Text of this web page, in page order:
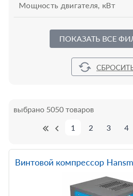
Мощность двигателя, кВт
ПОКАЗАТЬ ВСЕ
выбрано 5050 товаров
1
2 3 4
Винтовой компрессор